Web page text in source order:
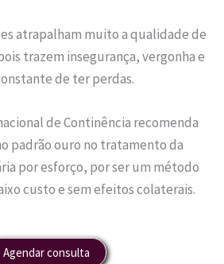
atrapalham muito a qualidade de
trazem insegurança, vergonha e
de ter perdas.
de Continência recomenda
padrão ouro no tratamento da
por esforço, por ser um método
custo e sem efeitos colaterais.
Agendar consulta